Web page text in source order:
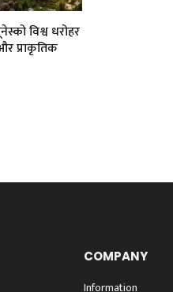
विश्व धरोहर
प्राकृतिक
COMPANY
Information